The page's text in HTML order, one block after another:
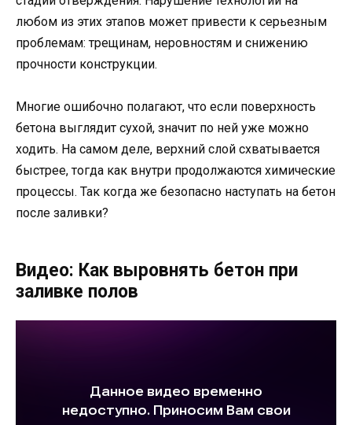
любом из этих этапов может привести к серьезным
проблемам: трещинам, неровностям и снижению
прочности конструкции.
Многие ошибочно полагают, что если поверхность
бетона выглядит сухой, значит по ней уже можно
ходить. На самом деле, верхний слой схватывается
быстрее, тогда как внутри продолжаются химические
процессы. Так когда же безопасно наступать на бетон
после заливки?
Видео: Как выровнять бетон при
заливке полов